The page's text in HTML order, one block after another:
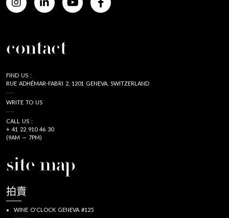
contact
FIND US :
RUE ADHÉMAR-FABRI 2, 1201 GENEVA, SWITZERLAND
WRITE TO US
CALL US :
+ 41 22 910 46 30
(9AM — 7PM)
site map
拍賣
WINE O'CLOCK GENEVA #125